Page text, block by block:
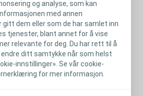
og analyse, som kan
med annen
gitt dem eller som de har samlet inn
tjenester, blant annet for å vise
relevante for deg. Du har rett til å
ditt samtykke når som helst
innstillinger». Se vår cookie-
for mer informasjon.
og dette kan
i en time eller to før sex,
kateterisering eller tømme
aktivitet, og unngå alkohol,
også bidra til å redusere